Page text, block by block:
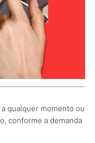
qualquer momento ou
conforme a demanda